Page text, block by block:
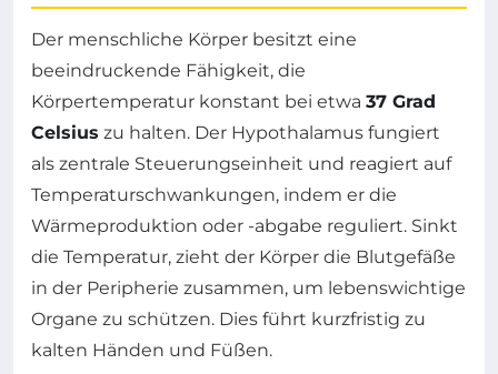
Der menschliche Körper besitzt eine
beeindruckende Fähigkeit, die
Körpertemperatur konstant bei etwa 37 Grad
Celsius zu halten. Der Hypothalamus fungiert
als zentrale Steuerungseinheit und reagiert auf
Temperaturschwankungen, indem er die
Wärmeproduktion oder -abgabe reguliert. Sinkt
die Temperatur, zieht der Körper die Blutgefäße
in der Peripherie zusammen, um lebenswichtige
Organe zu schützen. Dies führt kurzfristig zu
kalten Händen und Füßen.